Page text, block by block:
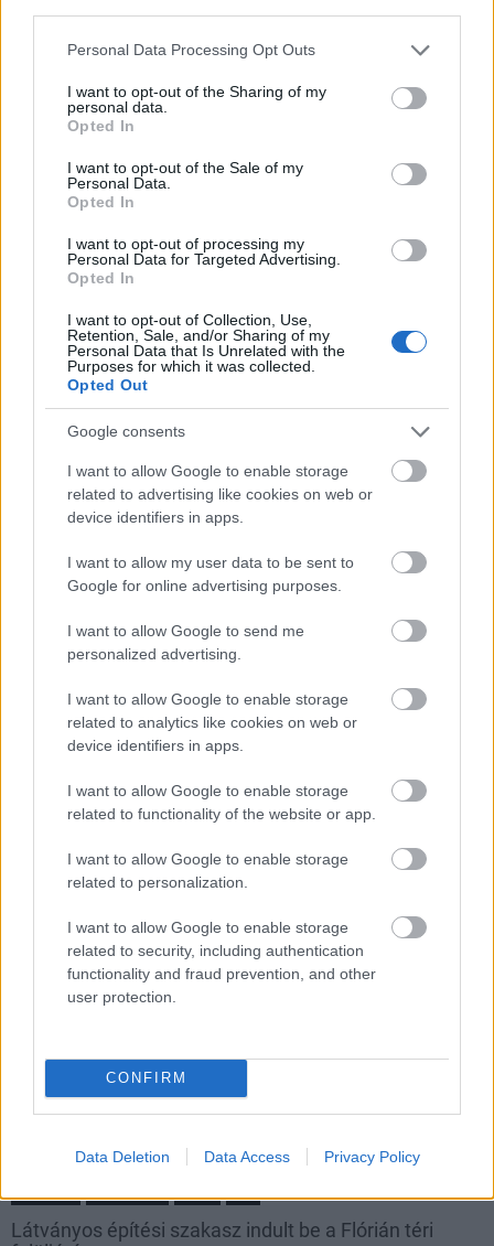
Please note that this website/app uses one or more Google
not limited to your visit or usage behaviour. You may click to
grant or deny consent to Google and its third-party tags to
use your data for below specified purposes in below Google
consent section.
Personal Data Processing Opt Outs
I want to opt-out of the Sharing of my
personal data.
Opted In
I want to opt-out of the Sale of my
Personal Data.
Opted In
I want to opt-out of processing my
Personal Data for Targeted Advertising.
Opted In
I want to opt-out of Collection, Use,
Retention, Sale, and/or Sharing of my
Personal Data that Is Unrelated with the
Purposes for which it was collected.
Opted Out
Google consents
I want to allow Google to enable storage
related to advertising like cookies on web or
device identifiers in apps.
I want to allow my user data to be sent to
Google for online advertising purposes.
I want to allow Google to send me
personalized advertising.
I want to allow Google to enable storage
related to analytics like cookies on web or
device identifiers in apps.
I want to allow Google to enable storage
related to functionality of the website or app.
I want to allow Google to enable storage
related to personalization.
I want to allow Google to enable storage
related to security, including authentication
functionality and fraud prevention, and other
user protection.
CONFIRM
Data Deletion Data Access Privacy Policy
hirdetés
AJÁNLÓ
Útépítés
MKIF Magyar Koncessziós Infrastruktúra Fejlesztő Zrt.
M1-es autópálya
csomópont
M1 bővítés: már zajlik a teljesen új Bicske Kelet
csomópont építése
Tizenegy meglévő csomópontot korszerűsít és négy új,
bővítésénél.
Látványos építési szakasz indult be a Flórián téri